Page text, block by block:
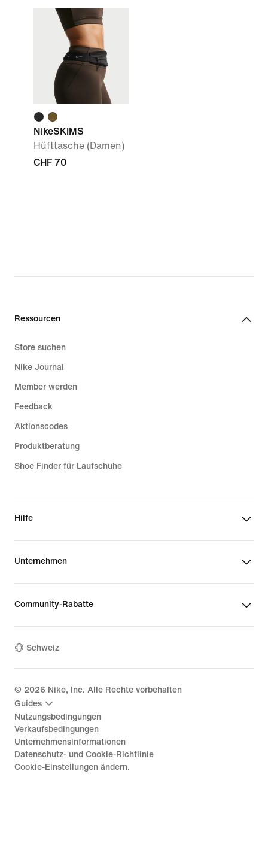
NikeSKIMS
Hüfttasche (Damen)
CHF 70
Ressourcen
Store suchen
Nike Journal
Member werden
Feedback
Aktionscodes
Produktberatung
Shoe Finder für Laufschuhe
Hilfe
Unternehmen
Community-Rabatte
Schweiz
© 2026 Nike, Inc. Alle Rechte vorbehalten
Guides
Nutzungsbedingungen
Verkaufsbedingungen
Unternehmensinformationen
Datenschutz- und Cookie-Richtlinie
Cookie-Einstellungen ändern.